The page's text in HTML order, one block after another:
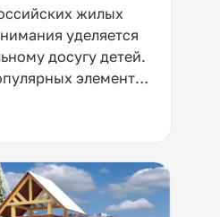
жилых
уделяется
досугу детей.
элементов
покупкой
какой тип
условий
Разберёмся